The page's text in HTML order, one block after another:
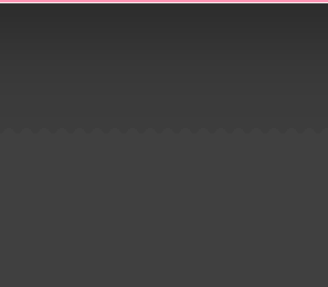
trata de elegir el camino ético,